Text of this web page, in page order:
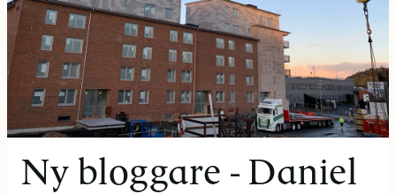
Ny bloggare - Daniel